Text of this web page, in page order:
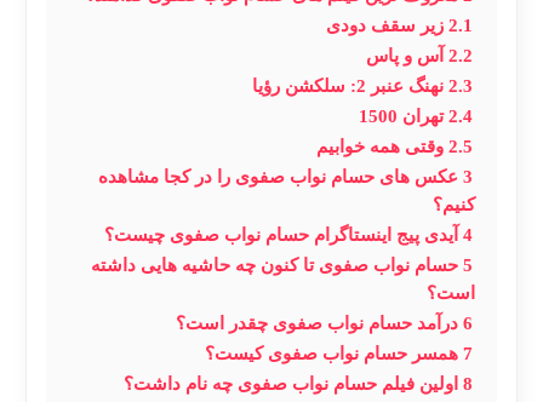
2.1 زیر سقف دودی
2.2 آس و پاس
2.3 نهنگ عنبر 2: سلکشن رؤیا
2.4 تهران 1500
2.5 وقتی همه خوابیم
3 عکس های حسام نواب صفوی را در کجا مشاهده
کنیم؟
4 آیدی پیج اینستاگرام حسام نواب صفوی چیست؟
5 حسام نواب صفوی تا کنون چه حاشیه هایی داشته
است؟
6 درآمد حسام نواب صفوی چقدر است؟
7 همسر حسام نواب صفوی کیست؟
8 اولین فیلم حسام نواب صفوی چه نام داشت؟